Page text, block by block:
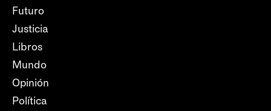
Futuro
Justicia
Libros
Mundo
Opinión
Política